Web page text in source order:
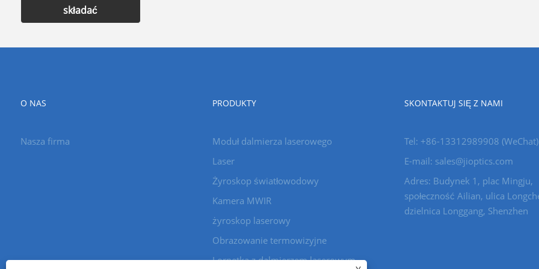
składać
O NAS
Nasza firma
PRODUKTY
Moduł dalmierza laserowego
Laser
Żyroskop światłowodowy
Kamera MWIR
żyroskop laserowy
Obrazowanie termowizyjne
Lornetka z dalmierzem laserowym
SKONTAKTUJ SIĘ Z NAMI
Tel: +86-13312989908 (WeChat)
E-mail: sales@jioptics.com
Adres: Budynek 1, plac Mingju,
społeczność Ailian, ulica
dzielnica Longgang, Shenzhen